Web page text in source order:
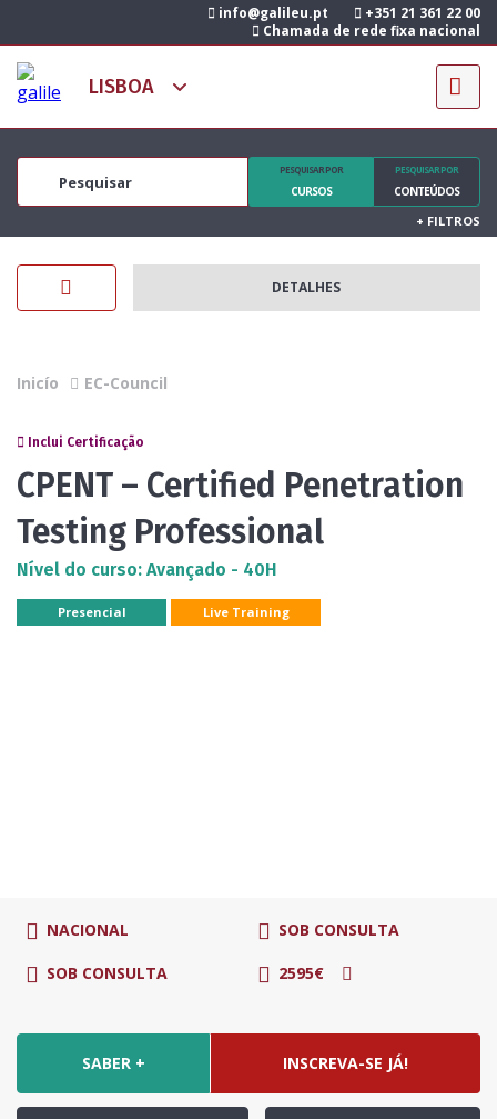
info@galileu.pt
+351 21 361 22 00
Chamada de rede fixa nacional
PESQUISAR POR
CURSOS
PESQUISAR POR
CONTEÚDOS
+ FILTROS
DETALHES
Inicío EC-Council
Inclui Certificação
CPENT – Certified Penetration
Testing Professional
Nível do curso: Avançado - 40H
Presencial Live Training
NACIONAL SOB CONSULTA
SOB CONSULTA 2595€
SABER + INSCREVA-SE JÁ!